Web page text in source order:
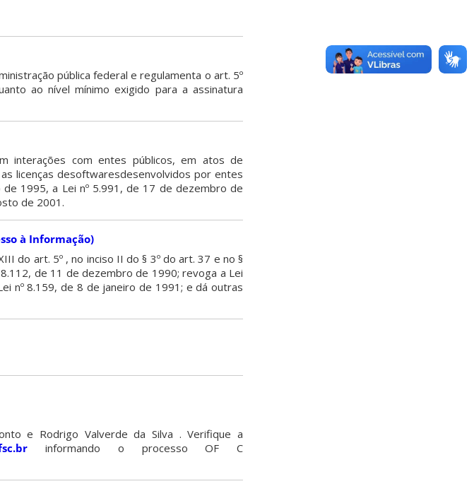
pública federal e regulamenta o art. 5º
ao nível mínimo exigido para a assinatura
interações com entes públicos, em atos de
licenças desoftwaresdesenvolvidos por entes
1995, a Lei nº 5.991, de 17 de dezembro de
de 2001.
à Informação)
do art. 5º , no inciso II do § 3º do art. 37 e no §
de 11 de dezembro de 1990; revoga a Lei
nº 8.159, de 8 de janeiro de 1991; e dá outras
e Rodrigo Valverde da Silva . Verifique a
informando o processo OF C